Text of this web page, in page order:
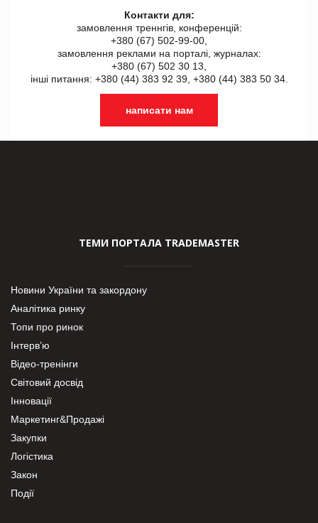
Контакти для:
замовлення треннгів, конференцій:
+380 (67) 502-99-00,
замовлення реклами на порталі, журналах:
+380 (67) 502 30 13,
інші питання: +380 (44) 383 92 39, +380 (44) 383 50 34.
написати нам
ТЕМИ ПОРТАЛА TRADEMASTER
Новини України та закордону
Аналітика ринку
Топи про ринок
Інтерв’ю
Відео-тренінги
Світовий досвід
Інновації
Маркетинг&Продажі
Закупки
Логістика
Закон
Події